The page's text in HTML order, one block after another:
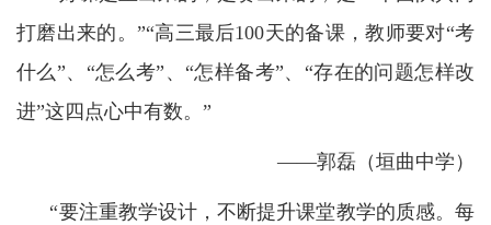
打磨出来的。”“高三最后100天的备课，教师要对“考
什么”、“怎么考”、“怎样备考”、“存在的问题怎样改
进”这四点心中有数。”
——郭磊（垣曲中学）
“要注重教学设计，不断提升课堂教学的质感。每